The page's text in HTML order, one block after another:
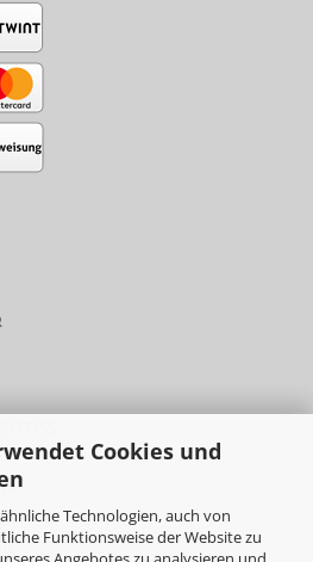
Cookies und
Technologien, auch von
Funktionsweise der Website zu